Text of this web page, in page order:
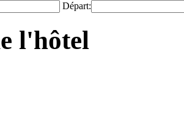
Départ:
l'hôtel